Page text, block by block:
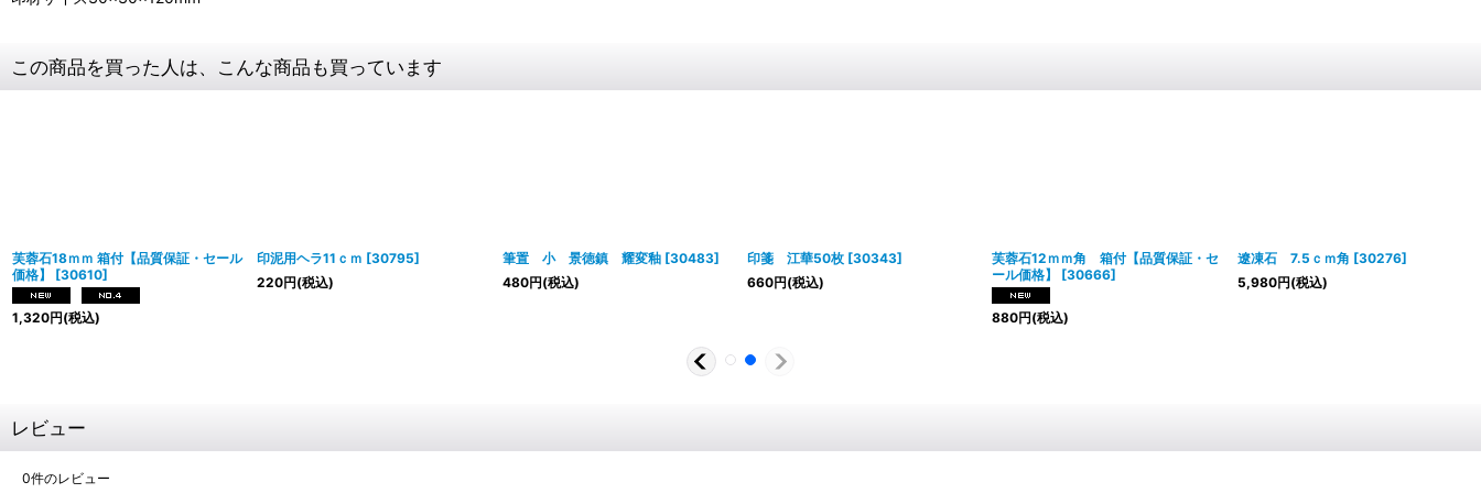
この商品を買った人は、こんな商品も買っています
芙蓉石18ｍｍ 箱付【品質保証・セール
価格】
[30610]
1,320円(税込)
印泥用ヘラ11ｃｍ [30795]
220円(税込)
筆置 小 景徳鎮 耀変釉 [30483]
480円(税込)
印箋 江華50枚 [30343]
660円(税込)
芙蓉石12ｍｍ角 箱付【品質保証・セ
ール価格】
[30666]
880円(税込)
遼凍石 7.5ｃｍ角 [30276]
5,980円(税込)
レビュー
0件のレビュー